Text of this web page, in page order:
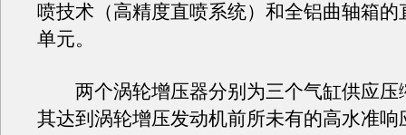
喷技术（高精度直喷系统）和全铝曲轴箱的
单元。
两个涡轮增压器分别为三个气缸供应压
其达到涡轮增压发动机前所未有的高水准响